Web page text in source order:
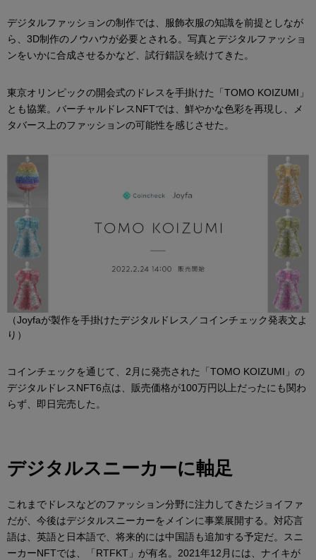
デジタルファッションの制作では、服飾衣服の知識を前提としなが
ら、3D制作のノウハウが必要とされる。写真とデジタルファッショ
ンをいかに合成させるかなど、試行錯誤を続けてきた。
東京オリンピックの開会式のドレスを手掛けた「TOMO KOIZUMI」
とも協業。バーチャルドレスNFTでは、鮮やかな色彩を再現し、メ
タバース上のファッションの可能性を感じさせた。
（Joyfaが製作を手掛けたデジタルドレス／コインチェック発表文よ
り）
コインチェックを通じて、2月に発売された「TOMO KOIZUMI」の
デジタルドレスNFT6点は、販売価格が100万円以上だったにも関わ
らず、即日完売した。
デジタルスニーカーに軸足
これまでドレスなどのファッション分野に注力してきたジョイファ
だが、今後はデジタルスニーカーをメインに事業展開する。対応言
語は、英語と日本語で、将来的には中国語も追加する予定だ。スニ
ーカーNFTでは、「RTFKT」が有名。2021年12月には、ナイキが